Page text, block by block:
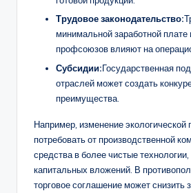
Трудовое законодательство:
минимальной заработной плате
профсоюзов влияют на
Субсидии:Государственная
отраслей может создать
преимущества.
Например, изменение экологической
потребовать от производственной
средства в более чистые
капитальных вложений. В
торговое соглашение может снизить